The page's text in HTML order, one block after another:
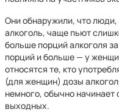
Они обнаружили, что
алкоголь, чаще пьют
больше порций алкоголя
порций и больше — у
относятся те, кто
(для женщин) дозы
немного, обычно
выходных.